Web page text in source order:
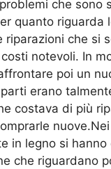
che sono
quanto riguarda
riparazioni che si
notevoli. In
poi un
erano
costava di più
in legno si hanno
che riguardano